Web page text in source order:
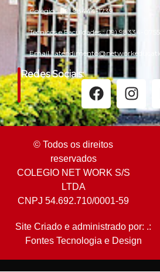
Colégio.:(19) 98444-1739
Técnicos e Faculdades.:(19) 98334-0755
Email.:
Redes Sociais:
© Todos os direitos
reservados
COLEGIO NET WORK S/S
LTDA
CNPJ 54.692.710/0001-59
Site Criado e administrado por: .:
Fontes Tecnologia e Design